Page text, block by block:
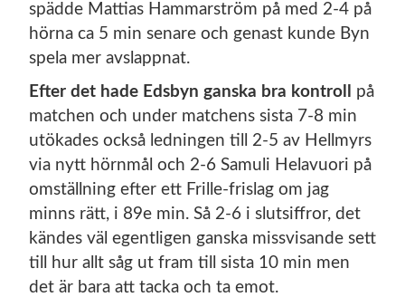
spädde Mattias Hammarström på med 2-4 på
hörna ca 5 min senare och genast kunde Byn
spela mer avslappnat.
Efter det hade Edsbyn ganska bra kontroll på
matchen och under matchens sista 7-8 min
utökades också ledningen till 2-5 av Hellmyrs
via nytt hörnmål och 2-6 Samuli Helavuori på
omställning efter ett Frille-frislag om jag
minns rätt, i 89e min. Så 2-6 i slutsiffror, det
kändes väl egentligen ganska missvisande sett
till hur allt såg ut fram till sista 10 min men
det är bara att tacka och ta emot.